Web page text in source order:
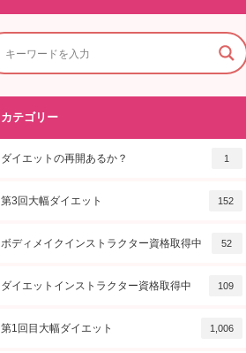
カテゴリー
ダイエットの再開あるか？ 1
第3回大幅ダイエット 152
ボディメイクインストラクター資格取得中 52
ダイエットインストラクター資格取得中 109
第1回目大幅ダイエット 1,006